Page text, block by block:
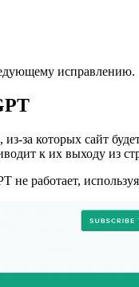
исправлению.
за которых сайт
к их выходу из
не работает,